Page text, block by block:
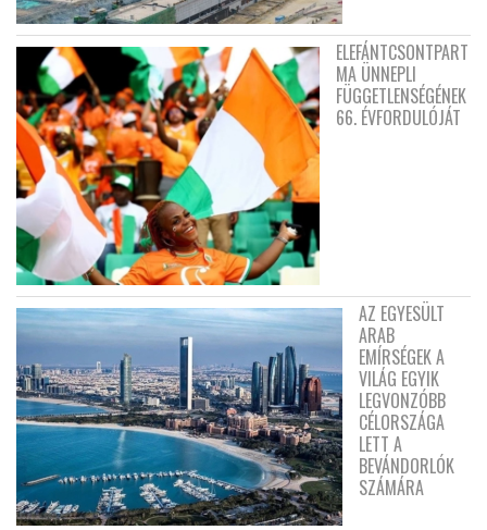
ELEFÁNTCSONTPART
MA ÜNNEPLI
FÜGGETLENSÉGÉNEK
66. ÉVFORDULÓJÁT
AZ EGYESÜLT
ARAB
EMÍRSÉGEK A
VILÁG EGYIK
LEGVONZÓBB
CÉLORSZÁGA
LETT A
BEVÁNDORLÓK
SZÁMÁRA